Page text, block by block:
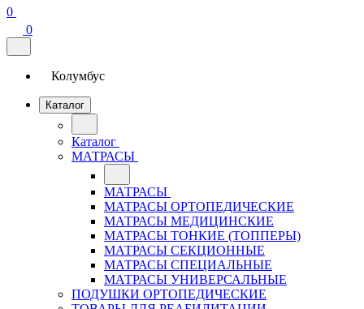
0
0
Колумбус
Каталог
Каталог
МАТРАСЫ
МАТРАСЫ
МАТРАСЫ ОРТОПЕДИЧЕСКИЕ
МАТРАСЫ МЕДИЦИНСКИЕ
МАТРАСЫ ТОНКИЕ (ТОППЕРЫ)
МАТРАСЫ СЕКЦИОННЫЕ
МАТРАСЫ СПЕЦИАЛЬНЫЕ
МАТРАСЫ УНИВЕРСАЛЬНЫЕ
ПОДУШКИ ОРТОПЕДИЧЕСКИЕ